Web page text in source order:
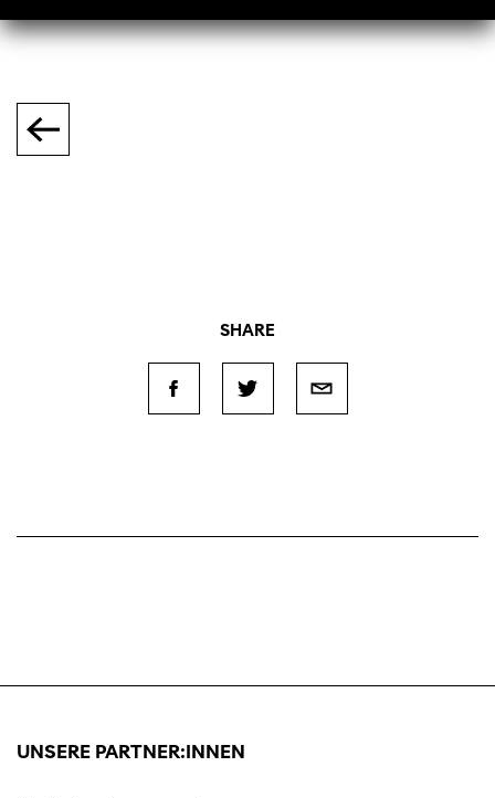
SHARE
UNSERE PARTNER:INNEN